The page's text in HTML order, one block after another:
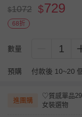
$1072 $729
68折
數量 1
預購 付款後 10~20
進團購
♡質感單品
女裝選物